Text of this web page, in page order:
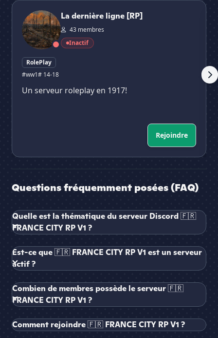
La dernière ligne [RP]
La dernière ligne [RP]
43 membres
Inactif
RolePlay
#ww1# 14-18
Un serveur roleplay en 1917!
Rejoindre
Questions fréquemment posées (FAQ)
Quelle est la thématique du serveur Discord 🇫🇷
FRANCE CITY RP V1 ?
Est-ce que 🇫🇷 FRANCE CITY RP V1 est un serveur
actif ?
Combien de membres possède le serveur 🇫🇷
FRANCE CITY RP V1 ?
Comment rejoindre 🇫🇷 FRANCE CITY RP V1 ?